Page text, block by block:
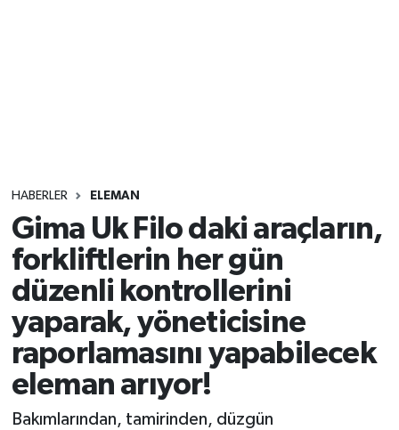
HABERLER ELEMAN
Gima Uk Filo daki araçların,
forkliftlerin her gün
düzenli kontrollerini
yaparak, yöneticisine
raporlamasını yapabilecek
eleman arıyor!
Bakımlarından, tamirinden, düzgün